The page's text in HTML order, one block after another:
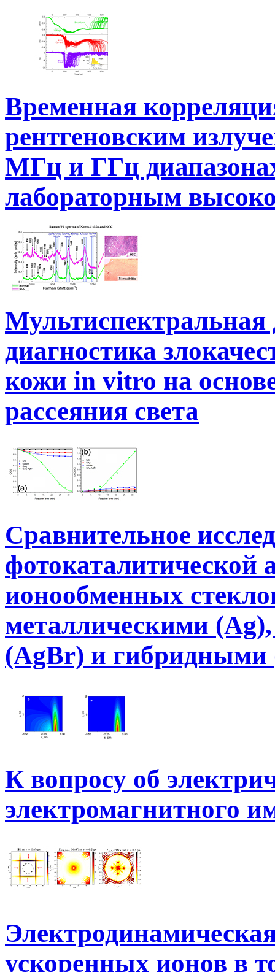
Временная
рентгеновским
МГц и ГГц
лабораторным
диагностика
кожи in vitro на
рассеяния света
Сравнительное
фотокаталитической
ионообменных
металлическими
(AgBr) и гибридными
К вопросу об
электромагнитного
ускоренных ионов в